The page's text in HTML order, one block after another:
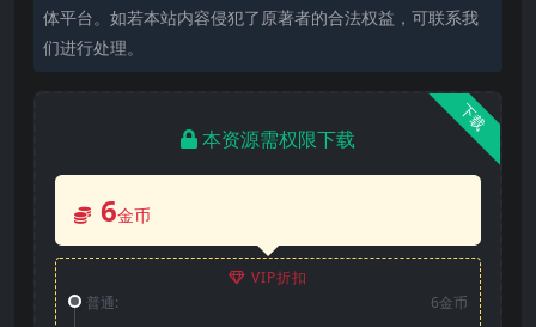
体平台。如若本站内容侵犯了原著者的合法权益，可联系我
们进行处理。
下载
本资源需权限下载
6金币
VIP折扣
普通:
6金币